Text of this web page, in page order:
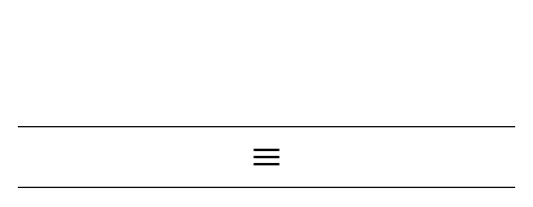
Cambiar modo de navegación